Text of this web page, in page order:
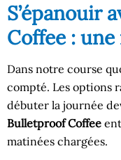
S’épanouir
Coffee :
Dans notre course
compté. Les options
débuter la journée
Bulletproof Coffee
matinées chargées.